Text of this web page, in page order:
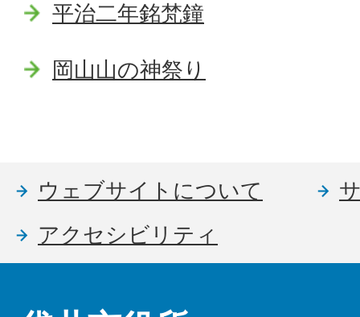
平治二年銘梵鐘
岡山山の神祭り
ウェブサイトについて
アクセシビリティ